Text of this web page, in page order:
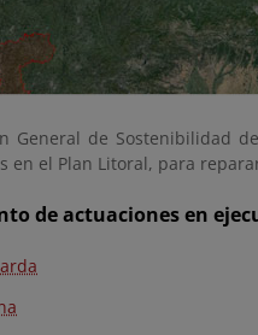
General de Sostenibilidad
en el Plan Litoral, para
de actuaciones en